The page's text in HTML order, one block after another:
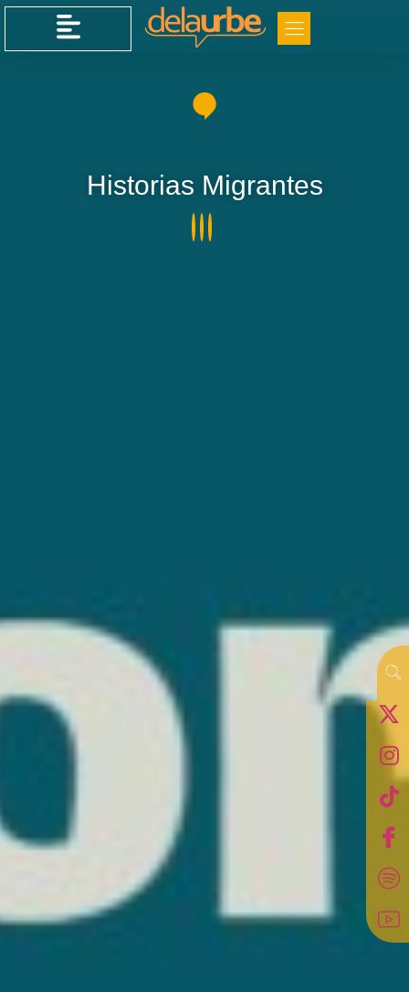
Historias Migrantes